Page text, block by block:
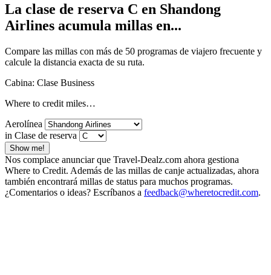
La clase de reserva C en Shandong
Airlines acumula millas en...
Compare las millas con más de 50 programas de viajero frecuente y
calcule la distancia exacta de su ruta.
Cabina: Clase Business
Where to credit miles…
Aerolínea
in Clase de reserva
Show me!
Nos complace anunciar que Travel-Dealz.com ahora gestiona
Where to Credit. Además de las millas de canje actualizadas, ahora
también encontrará millas de status para muchos programas.
¿Comentarios o ideas? Escríbanos a feedback@wheretocredit.com.